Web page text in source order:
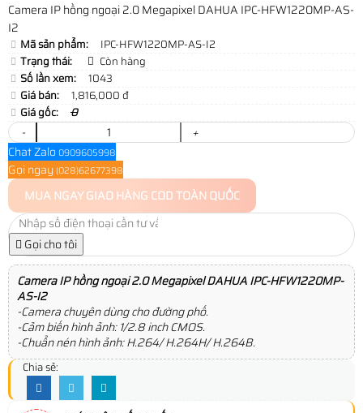
Camera IP hồng ngoại 2.0 Megapixel DAHUA IPC-HFW1220MP-AS-
I2
Mã sản phẩm:
IPC-HFW1220MP-AS-I2
Trạng thái:
Còn hàng
Số lần xem:
1043
Giá bán:
1,816,000 đ
Giá gốc:
0
-
+
Chat Zalo 0909605998
Gọi ngay (028)62677398
MUA NGAYGIAO HÀNG COD TOÀN QUỐC
Gọi cho tôi
Camera IP hồng ngoại 2.0 Megapixel DAHUA IPC-HFW1220MP-
AS-I2
-Camera chuyên dùng cho đường phố.
-Cảm biến hình ảnh: 1/2.8 inch CMOS.
-Chuẩn nén hình ảnh: H.264/ H.264H/ H.264B.
Chia sẻ: